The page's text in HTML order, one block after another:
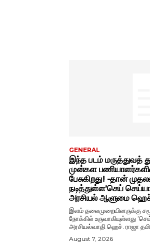
GENERAL
இந்த படம் மருத்துவத்
முன்கள
பேசுகிறது! -தான்
நடித்துள்ள’செய்
அரசியல் ஆளுமை ஹெச்
இளம் தலைமுறையினருக்கு
நோக்கில் உருவாகியுள்ளது
அரசியல்வாதி ஹெச். ராஜா
August 7, 2026